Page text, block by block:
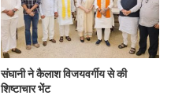
संघानी ने कैलाश विजयवर्गीय से की
शिष्टाचार भेंट